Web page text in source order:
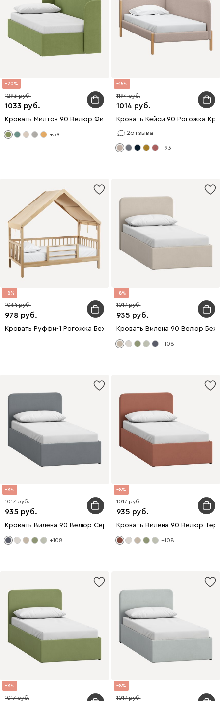
20
1033
1293
Кровать Милтон 90 Велюр Фисташковый
+59
15
1014
1194
Кровать Кейси 90 Рогожка
2отзыва
+93
8
978
1064
Кровать Руффи-1 Рогожка Бежевый
8
935
1017
Кровать Вилена 90 Велюр
+108
8
935
1017
Кровать Вилена 90 Велюр Серый
+108
8
935
1017
Кровать Вилена 90 Велюр
+108
8
1017
8
1017